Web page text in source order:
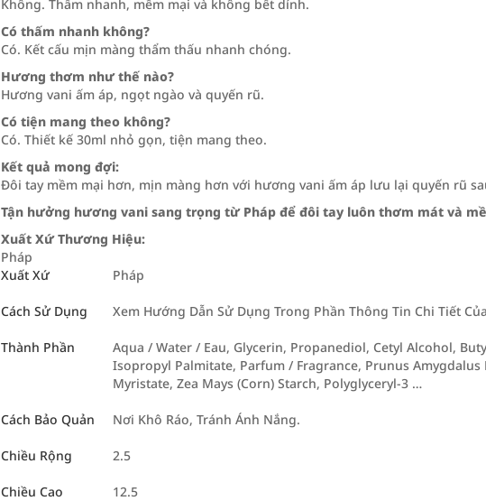
Không. Thấm nhanh, mềm mại và không bết dính.
Có thấm nhanh không?
Có. Kết cấu mịn màng thẩm thấu nhanh chóng.
Hương thơm như thế nào?
Hương vani ấm áp, ngọt ngào và quyến rũ.
Có tiện mang theo không?
Có. Thiết kế 30ml nhỏ gọn, tiện mang theo.
Kết quả mong đợi:
Đôi tay mềm mại hơn, mịn màng hơn với hương vani ấm áp lưu lại quyến rũ
Tận hưởng hương vani sang trọng từ Pháp để đôi tay luôn thơm mát và
Xuất Xứ Thương Hiệu:
Pháp
Xuất Xứ
Pháp
Cách Sử Dụng Xem Hướng Dẫn Sử Dụng Trong Phần Thông Tin Chi Tiết
Thành Phần
Aqua / Water / Eau, Glycerin, Propanediol, Cetyl Alcohol,
Isopropyl Palmitate, Parfum / Fragrance, Prunus Amygdalus
Myristate, Zea Mays (Corn) Starch, Polyglyceryl-3 …
Cách Bảo Quản Nơi Khô Ráo, Tránh Ánh Nắng.
Chiều Rộng 2.5
Chiều Cao 12.5